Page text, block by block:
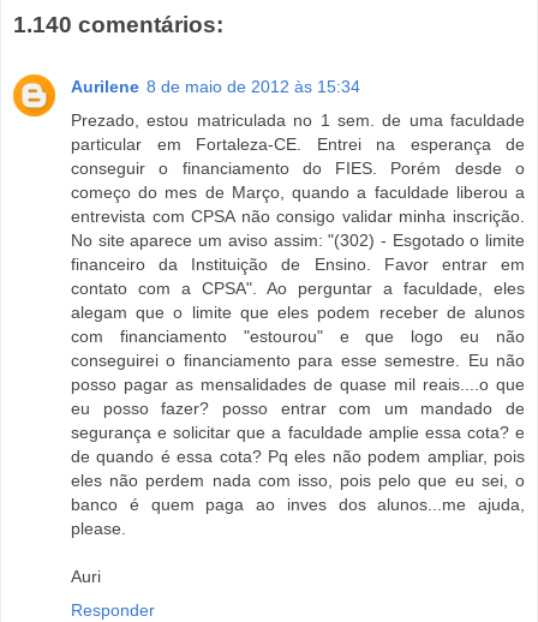
1.140 comentários:
Aurilene 8 de maio de 2012 às 15:34
Prezado, estou matriculada no 1 sem. de uma faculdade
particular em Fortaleza-CE. Entrei na esperança de
conseguir o financiamento do FIES. Porém desde o
começo do mes de Março, quando a faculdade liberou a
entrevista com CPSA não consigo validar minha inscrição.
No site aparece um aviso assim: "(302) - Esgotado o limite
financeiro da Instituição de Ensino. Favor entrar em
contato com a CPSA". Ao perguntar a faculdade, eles
alegam que o limite que eles podem receber de alunos
com financiamento "estourou" e que logo eu não
conseguirei o financiamento para esse semestre. Eu não
posso pagar as mensalidades de quase mil reais....o que
eu posso fazer? posso entrar com um mandado de
segurança e solicitar que a faculdade amplie essa cota? e
de quando é essa cota? Pq eles não podem ampliar, pois
eles não perdem nada com isso, pois pelo que eu sei, o
banco é quem paga ao inves dos alunos...me ajuda,
please.
Auri
Responder